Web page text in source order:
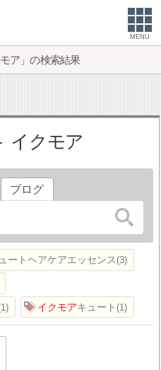
MENU
モア」の検索結果
イクモア
ブログ
ートヘアケアエッセンス 3
1 イクモアキュート 1